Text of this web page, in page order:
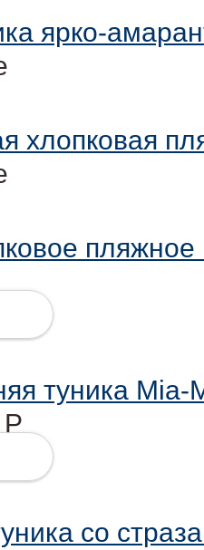
ярко-
хлопковая
пляжное
туника Mia-
Р
со